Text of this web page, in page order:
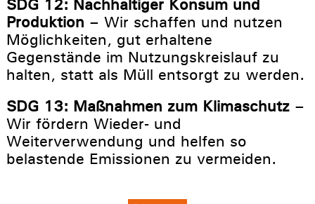
SDG 12: Nachhaltiger Konsum und
Produktion – Wir schaffen und nutzen
Möglichkeiten, gut erhaltene
Gegenstände im Nutzungskreislauf zu
halten, statt als Müll entsorgt zu werden.
SDG 13: Maßnahmen zum Klimaschutz–
Wir fördern Wieder- und
Weiterverwendung und helfen so
belastende Emissionen zu vermeiden.